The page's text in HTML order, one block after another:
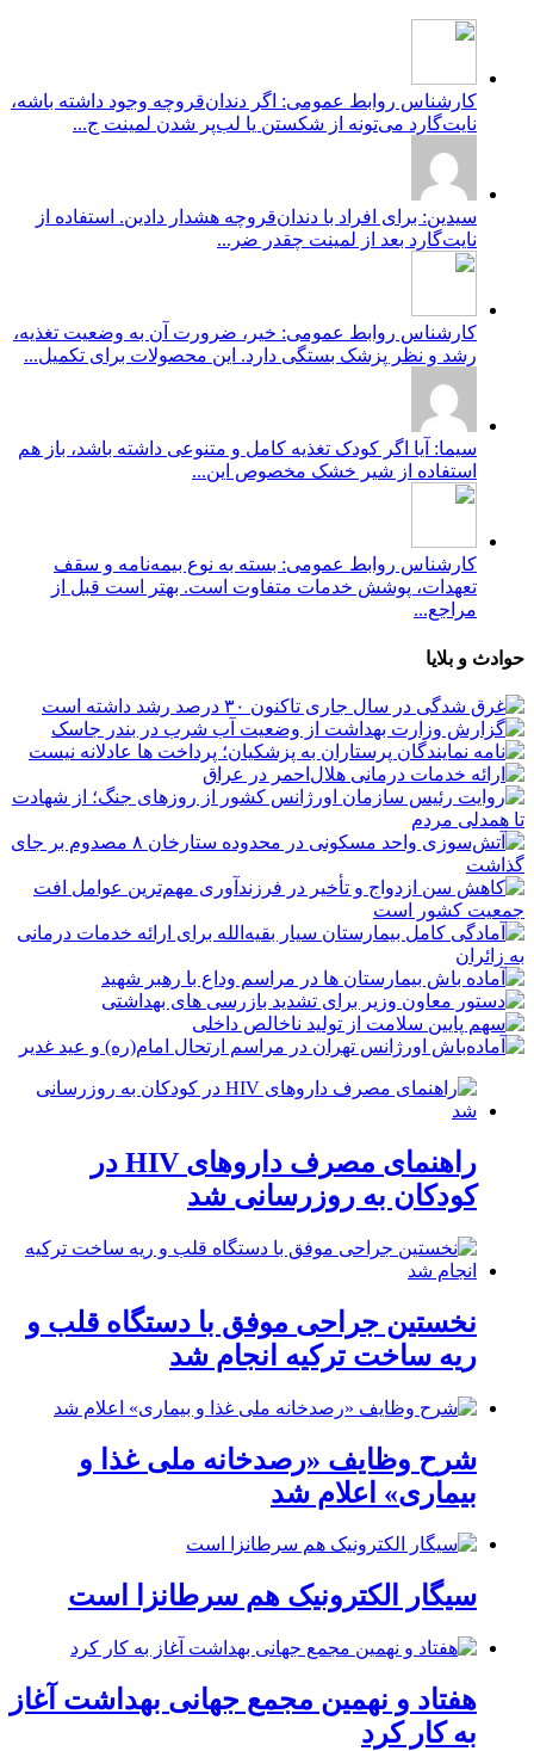
کارشناس روابط عمومی: اگر دندان‌قروچه وجود داشته باشه،
نایت‌گارد می‌تونه از شکستن یا لب‌پر شدن لمینت ج...
سیدین: برای افراد با دندان‌قروچه هشدار دادین. استفاده از
نایت‌گارد بعد از لمینت چقدر ضر...
کارشناس روابط عمومی: خیر، ضرورت آن به وضعیت تغذیه،
رشد و نظر پزشک بستگی دارد. این محصولات برای تکمیل...
سیما: آیا اگر کودک تغذیه کامل و متنوعی داشته باشد، باز هم
استفاده از شیر خشک مخصوص این...
کارشناس روابط عمومی: بسته به نوع بیمه‌نامه و سقف
تعهدات، پوشش خدمات متفاوت است. بهتر است قبل از
مراجع...
حوادث و بلایا
راهنمای مصرف داروهای HIV در
کودکان به روزرسانی شد
نخستین جراحی موفق با دستگاه قلب و
ریه ساخت ترکیه انجام شد
شرح وظایف «رصدخانه ملی غذا و
بیماری» اعلام شد
سیگار الکترونیک هم سرطانزا است
هفتاد و نهمین مجمع جهانی بهداشت آغاز
به کار کرد